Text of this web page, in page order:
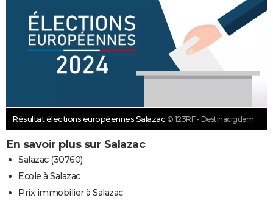
Résultat élections européennes Salazac © 123RF - Destinacigdem
En savoir plus sur Salazac
Salazac (30760)
Ecole à Salazac
Prix immobilier à Salazac